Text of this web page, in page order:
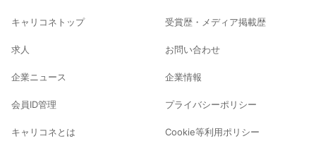
キャリコネトップ
求人
企業ニュース
会員ID管理
キャリコネとは
受賞歴・メディア掲載歴
お問い合わせ
企業情報
プライバシーポリシー
Cookie等利用ポリシー